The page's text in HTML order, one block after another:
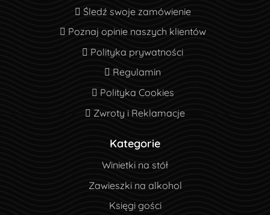
Śledź swoje zamówienie
Śledź swoje zamówienie
Poznaj opinie naszych klientów
Poznaj opinie naszych klientów
Polityka prywatności
Polityka prywatności
Regulamin
Regulamin
Polityka Cookies
Polityka Cookies
Zwroty i Reklamacje
Zwroty i Reklamacje
Kategorie
Winietki na stół
Zawieszki na alkohol
Księgi gości